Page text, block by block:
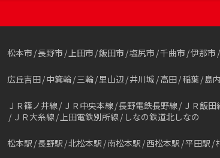
松本市 長野市 上田市 飯田市 塩尻市 千曲市 伊那市
広丘吉田 中箕輪 三輪 里山辺 井川城 高田 稲葉 島内
ＪＲ篠ノ井線 ＪＲ中央本線 長野電鉄長野線 ＪＲ飯田
ＪＲ大糸線 上田電鉄別所線 しなの鉄道北しなの
松本駅 長野駅 北松本駅 南松本駅 西松本駅 平田駅